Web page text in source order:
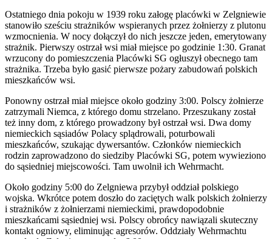
Ostatniego dnia pokoju w 1939 roku załogę placówki w Zelgniewie
stanowiło sześciu strażników wspieranych przez żołnierzy z plutonu
wzmocnienia. W nocy dołączył do nich jeszcze jeden, emerytowany
strażnik. Pierwszy ostrzał wsi miał miejsce po godzinie 1:30. Granat
wrzucony do pomieszczenia Placówki SG ogłuszył obecnego tam
strażnika. Trzeba było gasić pierwsze pożary zabudowań polskich
mieszkańców wsi.
Ponowny ostrzał miał miejsce około godziny 3:00. Polscy żołnierze
zatrzymali Niemca, z którego domu strzelano. Przeszukany został
też inny dom, z którego prowadzony był ostrzał wsi. Dwa domy
niemieckich sąsiadów Polacy splądrowali, poturbowali
mieszkańców, szukając dywersantów. Członków niemieckich
rodzin zaprowadzono do siedziby Placówki SG, potem wywieziono
do sąsiedniej miejscowości. Tam uwolnił ich Wehrmacht.
Około godziny 5:00 do Zelgniewa przybył oddział polskiego
wojska. Wkrótce potem doszło do zaciętych walk polskich żołnierzy
i strażników z żołnierzami niemieckimi, prawdopodobnie
mieszkańcami sąsiedniej wsi. Polscy obrońcy nawiązali skuteczny
kontakt ogniowy, eliminując agresorów. Oddziały Wehrmachtu